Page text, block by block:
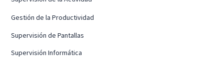
Gestión de la Productividad
Supervisión de Pantallas
Supervisión Informática